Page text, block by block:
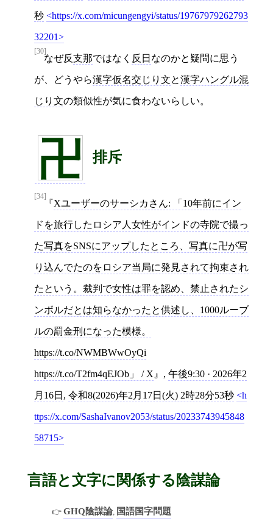
秒 https://x.com/micungengyi/status/19767979262793
32201
[30]
なぜ反支那ではなく 反日 なのかと疑問に思う
が、どうやら漢字仮名交じり文と漢字ハングル混
じり文の類似性が気に食わないらしい。
卍 排斥
[34]
Xユーザーのサーシカさん: 「10年前にイン
ドを旅行したロシア人女性がインドの寺院で撮っ
た写真をSNSにアップしたところ、写真に卍が写
り込んでたのをロシア当局に発見されて拘束され
たという。裁判で女性は罪を認め、禁止されたシ
ンボルだとは知らなかったと供述し、1000ルーブ
ルの罰金刑になった模様。
https://t.co/NWMBWwOyQi
https://t.co/T2fm4qEJOb」 / X , 午後9:30 · 2026年2
月16日 , 令和8(2026)年2月17日(火) 2時28分53秒 h
ttps://x.com/SashaIvanov2053/status/20233743945848
58715
言語と文字に関係する陰謀論
GHQ陰謀論, 国語国字問題